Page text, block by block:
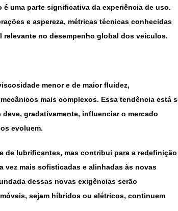
uma parte significativa da experiência de uso.
e aspereza, métricas técnicas conhecidas
relevante no desempenho global dos veículos.
menor e de maior fluidez,
mais complexos. Essa tendência está
gradativamente, influenciar o mercado
evoluem.
de lubrificantes, mas contribui para a redefinição
mais sofisticadas e alinhadas às novas
dessas novas exigências serão
sejam híbridos ou elétricos, continuem